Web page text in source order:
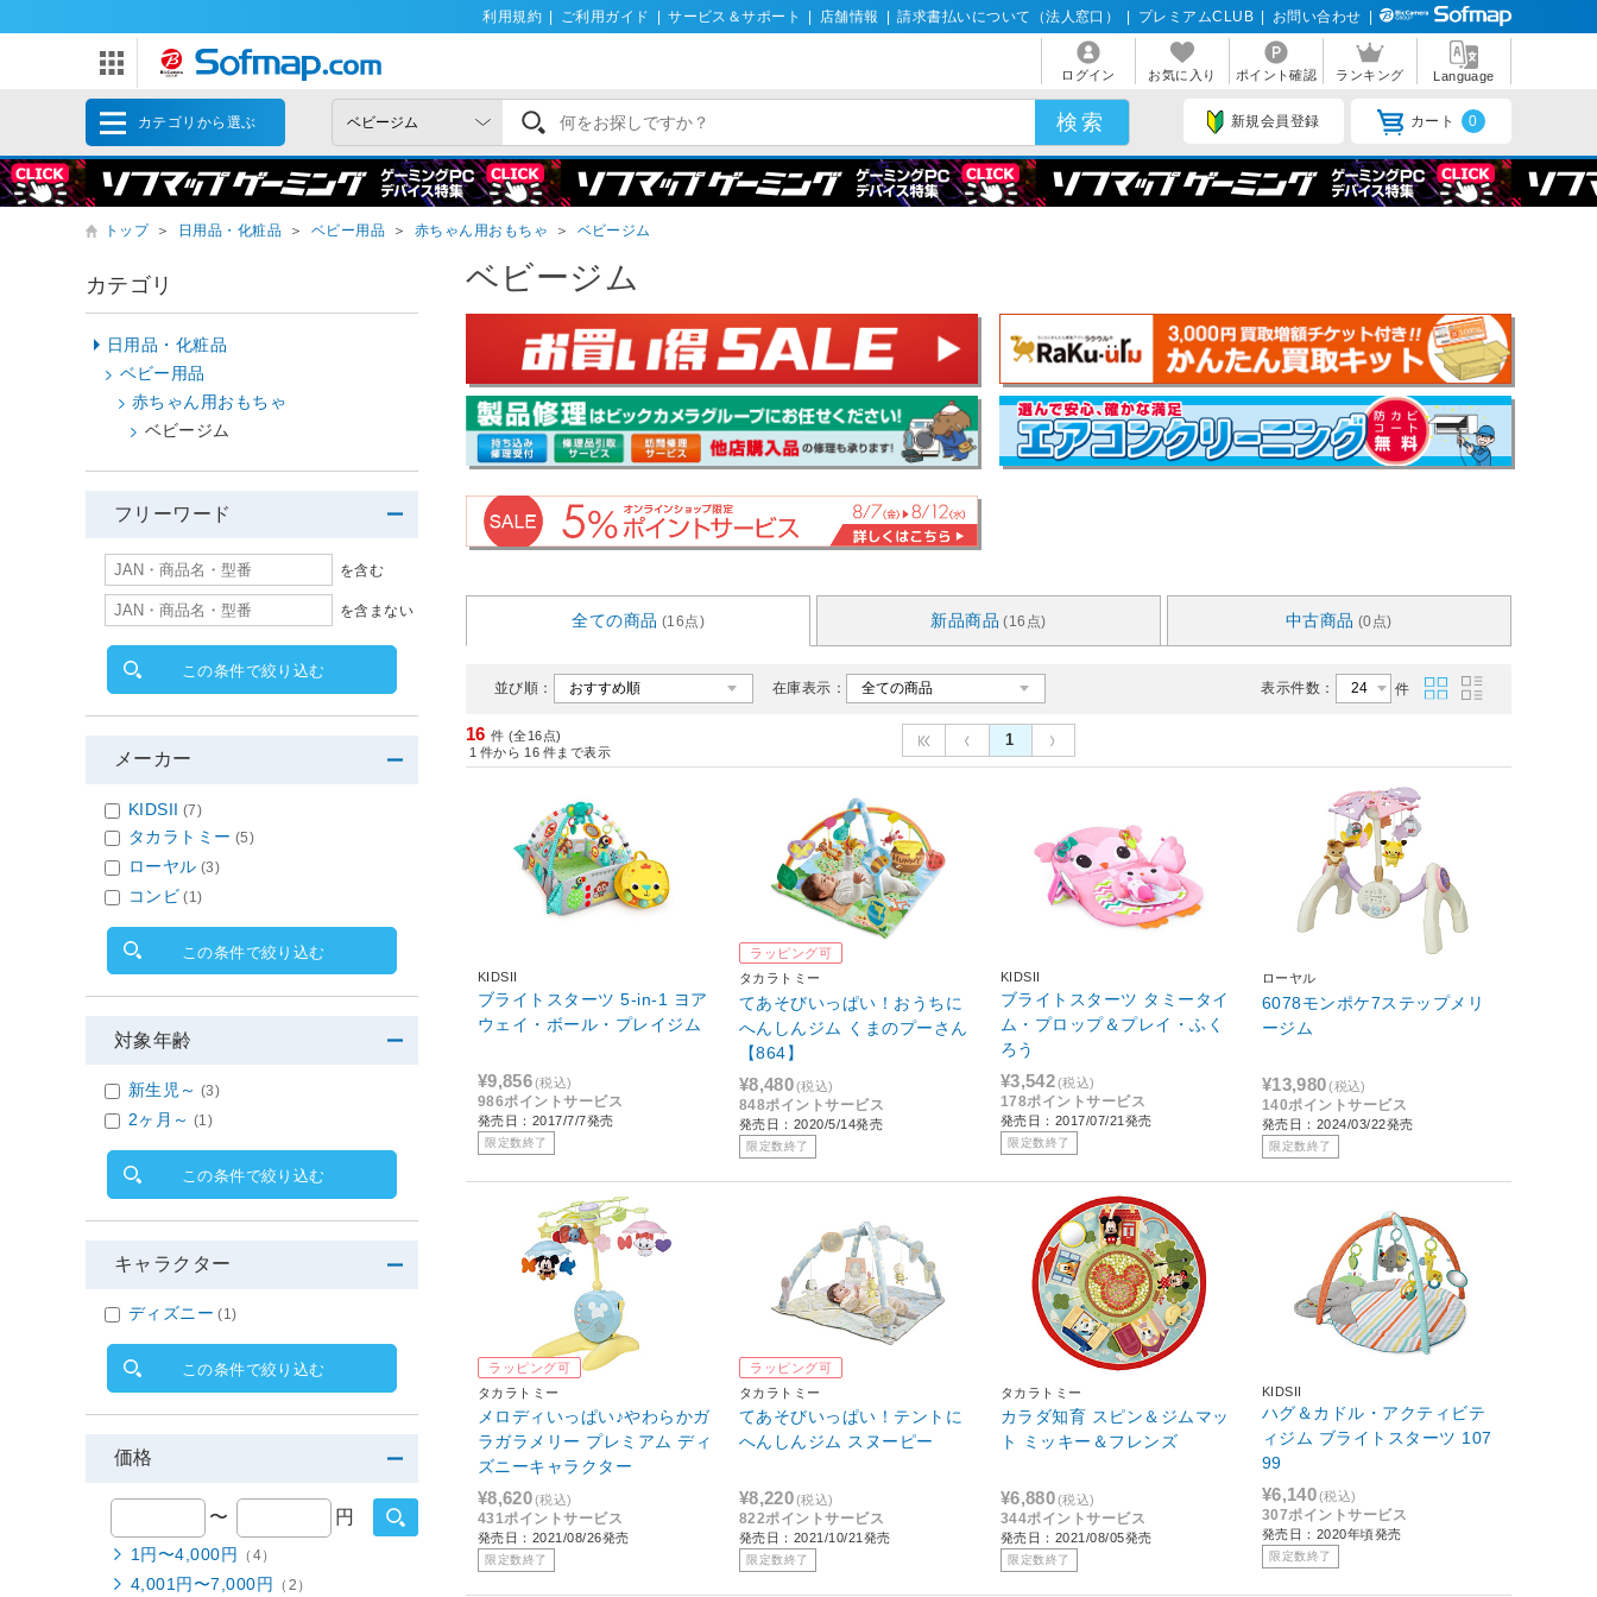
利用規約 ご利用ガイド サービス＆サポート 店舗情報 請求書払いについて（法人窓口） プレミアムCLUB お問い合わせ
ログイン お気に入り ポイント確認 ランキング Language
カテゴリから選ぶ 新規会員登録 カート 0
トップ ＞ 日用品・化粧品 ＞ ベビー用品 ＞ 赤ちゃん用おもちゃ ＞ ベビージム
ベビージム
全ての商品 (16点) 新品商品 (16点) 中古商品 (0点)
並び順： 在庫表示： 表示件数： 件
16 件 (全16点)
1 件から 16 件まで表示
1
KIDSII
ブライトスターツ 5-in-1 ヨア
ウェイ・ボール・プレイジム
¥9,856(税込)
986ポイントサービス
発売日：2017/7/7発売
限定数終了
ラッピング可
タカラトミー
てあそびいっぱい！おうちに
へんしんジム くまのプーさん
【864】
¥8,480(税込)
848ポイントサービス
発売日：2020/5/14発売
限定数終了
KIDSII
ブライトスターツ タミータイ
ム・プロップ＆プレイ・ふく
ろう
¥3,542(税込)
178ポイントサービス
発売日：2017/07/21発売
限定数終了
ローヤル
6078モンポケ7ステップメリ
ージム
¥13,980(税込)
140ポイントサービス
発売日：2024/03/22発売
限定数終了
ラッピング可
タカラトミー
メロディいっぱい♪やわらかガ
ラガラメリー プレミアム ディ
ズニーキャラクター
¥8,620(税込)
431ポイントサービス
発売日：2021/08/26発売
限定数終了
ラッピング可
タカラトミー
てあそびいっぱい！テントに
へんしんジム スヌーピー
¥8,220(税込)
822ポイントサービス
発売日：2021/10/21発売
限定数終了
タカラトミー
カラダ知育 スピン＆ジムマッ
ト ミッキー＆フレンズ
¥6,880(税込)
344ポイントサービス
発売日：2021/08/05発売
限定数終了
KIDSII
ハグ＆カドル・アクティビテ
ィジム ブライトスターツ 107
99
¥6,140(税込)
307ポイントサービス
発売日：2020年頃発売
限定数終了
カテゴリ
日用品・化粧品
ベビー用品
赤ちゃん用おもちゃ
ベビージム
フリーワード
を含む
を含まない
この条件で絞り込む
メーカー
KIDSII (7)
タカラトミー (5)
ローヤル (3)
コンビ (1)
この条件で絞り込む
対象年齢
新生児～ (3)
2ヶ月～ (1)
この条件で絞り込む
キャラクター
ディズニー (1)
この条件で絞り込む
価格
〜 円
1円〜4,000円 （4）
4,001円〜7,000円 （2）